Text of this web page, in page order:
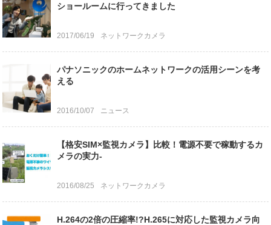
ショールームに行ってきました
2017/06/19 ネットワークカメラ
パナソニックのホームネットワークの活用シーンを考
える
2016/10/07 ニュース
【格安SIM×監視カメラ】比較！電源不要で稼動するカ
メラの実力-
2016/08/25 ネットワークカメラ
H.264の2倍の圧縮率!?H.265に対応した監視カメラ向